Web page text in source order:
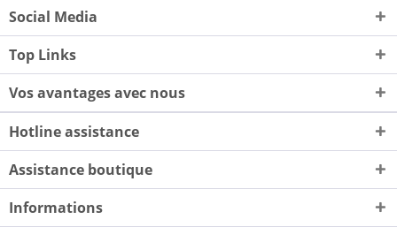
Social Media
Top Links
Vos avantages avec nous
Hotline assistance
Assistance boutique
Informations